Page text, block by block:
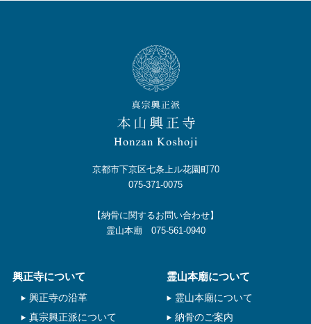
京都市下京区七条上ル花園町70
075-371-0075
【納骨に関するお問い合わせ】
霊山本廟 075-561-0940
興正寺について
興正寺の沿革
真宗興正派について
霊山本廟について
霊山本廟について
納骨のご案内